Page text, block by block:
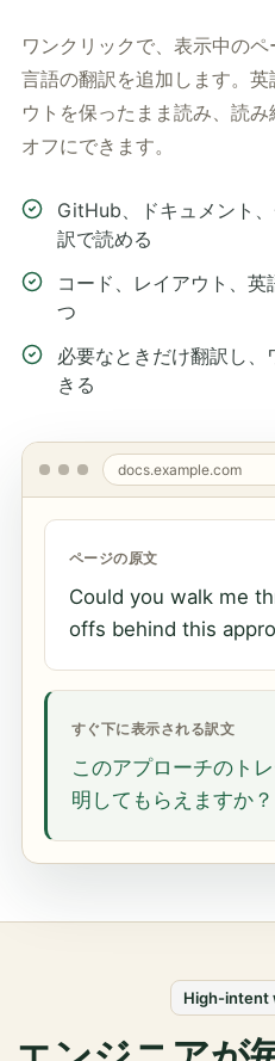
ワンクリックで、表示中の
言語の翻訳を追加します。
ウトを保ったまま読み、読
オフにできます。
GitHub、ドキュメント
訳で読める
コード、レイアウト、
つ
必要なときだけ翻訳し
きる
docs.example.com
ページの原文
Could you walk me
offs behind this
すぐ下に表示される訳文
このアプローチのト
明してもらえますか？
High-intent